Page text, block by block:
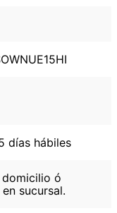
días hábiles
domicilio ó
sucursal.